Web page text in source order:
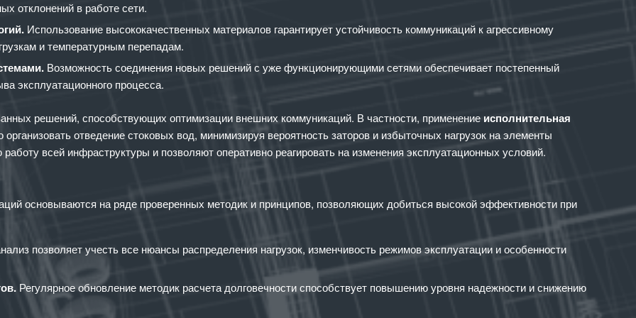
отклонений в работе сети.
Использование высококачественных материалов гарантирует устойчивость коммуникаций к агрессивному
и температурным перепадам.
Возможность соединения новых решений с уже функционирующими сетями обеспечивает постепенный
эксплуатационного процесса.
решений, способствующих оптимизации внешних коммуникаций. В частности, применение исполнительная
отведение стоковых вод, минимизируя вероятность заторов и избыточных нагрузок на элементы
всей инфраструктуры и позволяют оперативно реагировать на изменения эксплуатационных условий.
основываются на ряде проверенных методик и принципов, позволяющих добиться высокой эффективности при
позволяет учесть все нюансы распределения нагрузок, изменчивость режимов эксплуатации и особенности
Регулярное обновление методик расчета долговечности способствует повышению уровня надежности и снижению